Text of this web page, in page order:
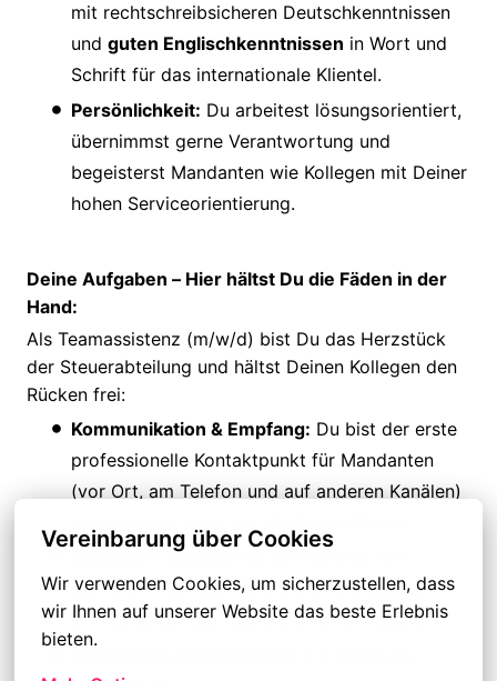
Vereinbarung über Cookies
Wir verwenden Cookies, um sicherzustellen, dass
wir Ihnen auf unserer Website das beste Erlebnis
bieten.
mit rechtschreibsicheren Deutschkenntnissen
und guten Englischkenntnissen in Wort und
Schrift für das internationale Klientel.
Persönlichkeit: Du arbeitest lösungsorientiert,
übernimmst gerne Verantwortung und
begeisterst Mandanten wie Kollegen mit Deiner
hohen Serviceorientierung.
Deine Aufgaben – Hier hältst Du die Fäden in der
Hand:
Als Teamassistenz (m/w/d) bist Du das Herzstück
der Steuerabteilung und hältst Deinen Kollegen den
Rücken frei:
Kommunikation & Empfang: Du bist der erste
professionelle Kontaktpunkt für Mandanten
(vor Ort, am Telefon und auf anderen Kanälen)
Behörden-Kontakt:
souveräne Korrespondenz mit Finanzämtern
und Behörden zur Klärung offener Fragen.